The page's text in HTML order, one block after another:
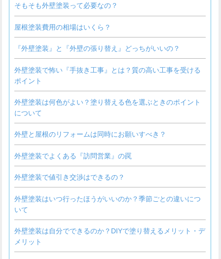
そもそも外壁塗装って必要なの？
屋根塗装費用の相場はいくら？
『外壁塗装』と『外壁の張り替え』どっちがいいの？
外壁塗装で怖い『手抜き工事』とは？質の高い工事を受ける
ポイント
外壁塗装は何色がよい？塗り替える色を選ぶときのポイント
について
外壁と屋根のリフォームは同時にお願いすべき？
外壁塗装でよくある『訪問営業』の罠
外壁塗装で値引き交渉はできるの？
外壁塗装はいつ行ったほうがいいのか？季節ごとの違いにつ
いて
外壁塗装は自分でできるのか？DIYで塗り替えるメリット・デ
メリット